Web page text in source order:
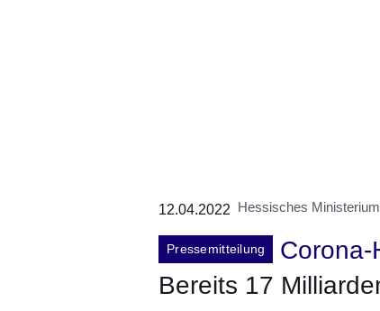
12.04.2022 Hessisches
Pressemitteilung
Corona-
Bereits 17